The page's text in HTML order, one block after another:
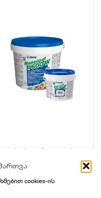
cookies-ის
ეპოქსიდური იატაკის
გრუნტი – Mapecoat I 600 W